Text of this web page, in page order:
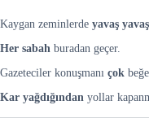
Kaygan zeminlerde yavaş yavaş
Her sabah buradan geçer.
Gazeteciler konuşmanı çok
Kar yağdığından yollar